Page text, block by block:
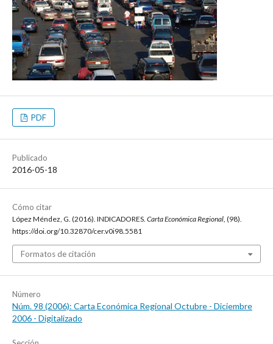
PDF
Publicado
2016-05-18
Cómo citar
López Méndez, G. (2016). INDICADORES. Carta Económica Regional , (98).
https://doi.org/10.32870/cer.v0i98.5581
Formatos de citación
Número
Núm. 98 (2006): Carta Económica Regional Octubre - Diciembre
2006 - Digitalizado